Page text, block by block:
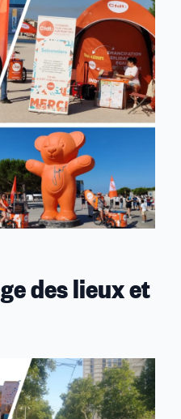
des lieux et